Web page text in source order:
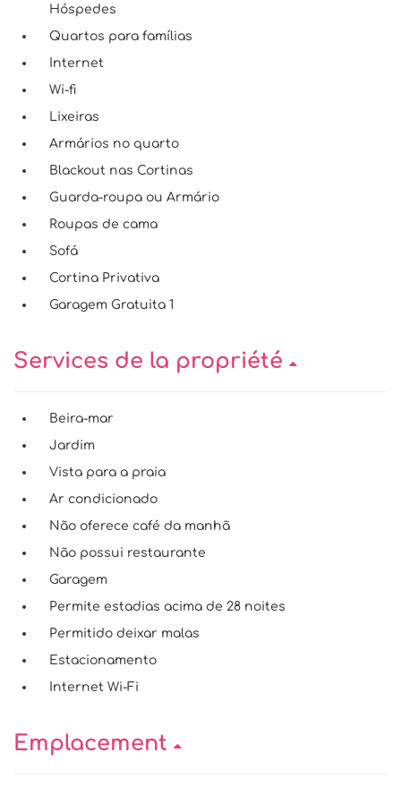
Hóspedes
Quartos para famílias
Internet
Wi-fi
Lixeiras
Armários no quarto
Blackout nas Cortinas
Guarda-roupa ou Armário
Roupas de cama
Sofá
Cortina Privativa
Garagem Gratuita 1
Services de la propriété
Beira-mar
Jardim
Vista para a praia
Ar condicionado
Não oferece café da manhã
Não possui restaurante
Garagem
Permite estadias acima de 28 noites
Permitido deixar malas
Estacionamento
Internet Wi-Fi
Emplacement